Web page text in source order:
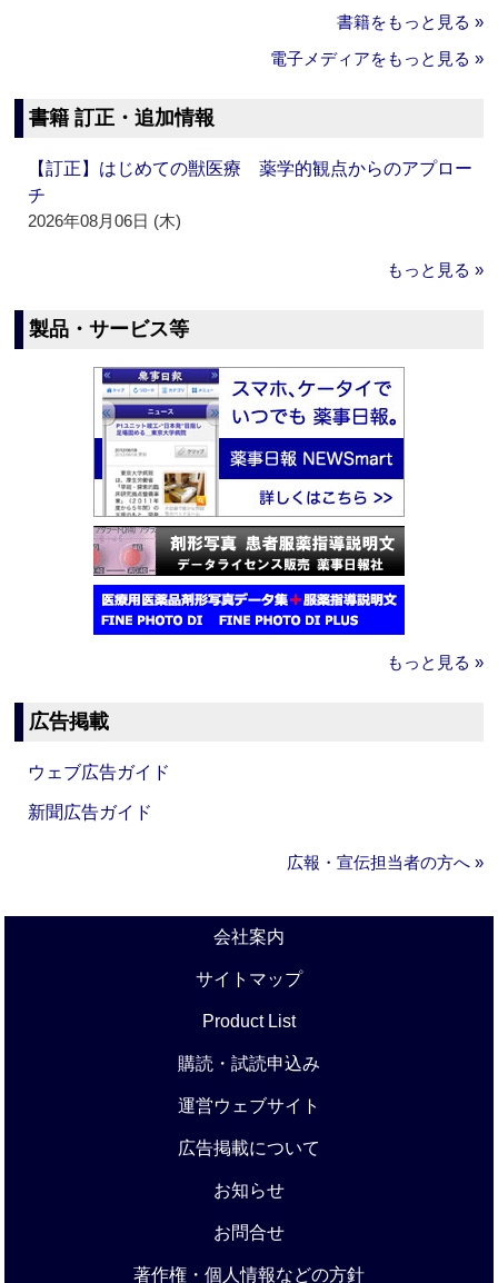
書籍をもっと見る »
電子メディアをもっと見る »
書籍 訂正・追加情報
【訂正】はじめての獣医療 薬学的観点からのアプロー
チ
2026年08月06日 (木)
もっと見る »
製品・サービス等
もっと見る »
広告掲載
ウェブ広告ガイド
新聞広告ガイド
広報・宣伝担当者の方へ »
会社案内
サイトマップ
Product List
購読・試読申込み
運営ウェブサイト
広告掲載について
お知らせ
お問合せ
著作権・個人情報などの方針